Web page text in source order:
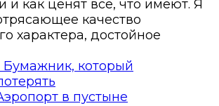
и как ценят все, что имеют. Я
качество
характера, достойное
Бумажник, который
в пустыне